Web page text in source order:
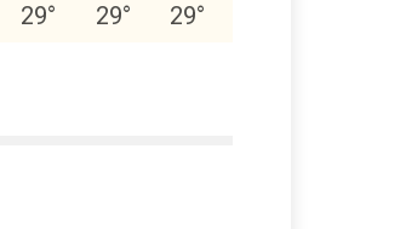
29° 29° 29°